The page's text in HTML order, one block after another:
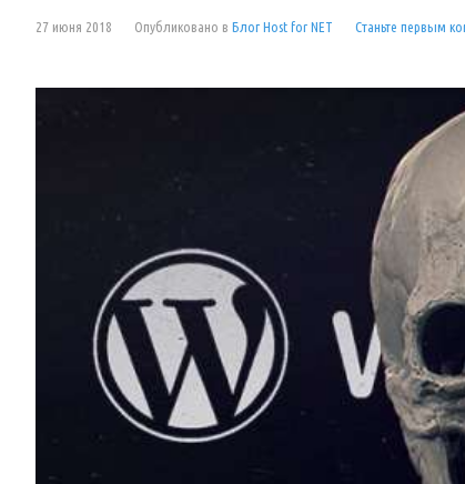
27 июня 2018 Опубликовано в Блог Host for NET Станьте первым